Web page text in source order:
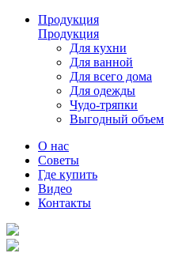
Продукция
Продукция
Для кухни
Для ванной
Для всего дома
Для одежды
Чудо-тряпки
Выгодный объем
О нас
Советы
Где купить
Видео
Контакты